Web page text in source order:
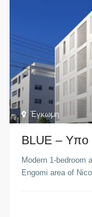
Έγκωμη
BLUE –
Modern 1-bedroom
Engomi area of